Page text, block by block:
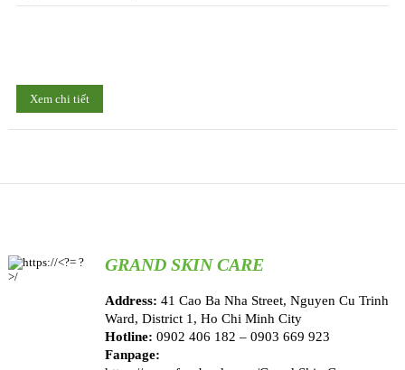
Xem chi tiết
GRAND SKIN CARE
Address: 41 Cao Ba Nha Street, Nguyen Cu Trinh
Ward, District 1, Ho Chi Minh City
Hotline: 0902 406 182 – 0903 669 923
Fanpage: